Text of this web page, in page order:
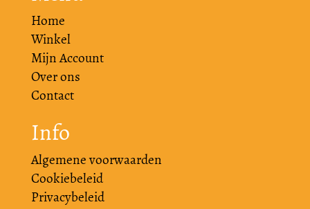
Home
Winkel
Mijn Account
Over ons
Contact
Info
Algemene voorwaarden
Cookiebeleid
Privacybeleid